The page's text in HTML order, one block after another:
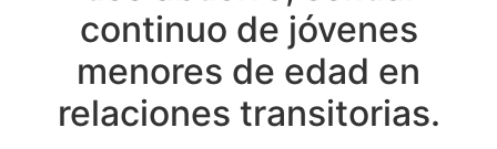
continuo de jóvenes
menores de edad en
relaciones transitorias.